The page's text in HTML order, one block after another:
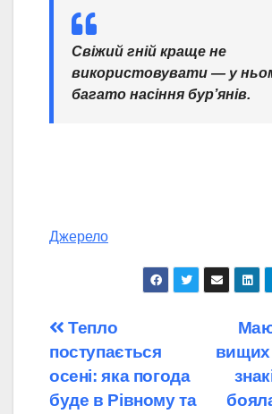
Свіжий гній краще не
використовувати — у
багато насіння бур’янів.
Джерело
Навігація
записів
вищих
Тепло
поступається
осені: яка погода
буде в Рівному та